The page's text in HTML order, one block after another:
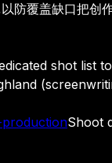
防覆盖缺口把创
shot list
Shoot